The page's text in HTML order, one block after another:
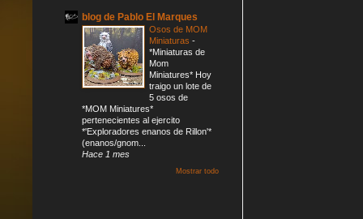
blog de Pablo El Marques
Osos de MOM
Miniaturas -
*Miniaturas de
Mom
Miniatures* Hoy
traigo un lote de
5 osos de
*MOM Miniatures*
pertenecientes al ejercito
*'Exploradores enanos de Rillon'*
(enanos/gnom...
Hace 1 mes
Mostrar todo